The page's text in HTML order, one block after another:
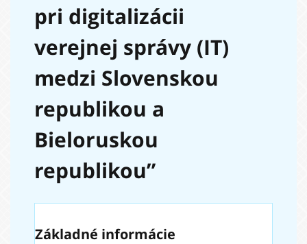
pri digitalizácii
verejnej správy (IT)
medzi Slovenskou
republikou a
Bieloruskou
republikou”
Základné informácie